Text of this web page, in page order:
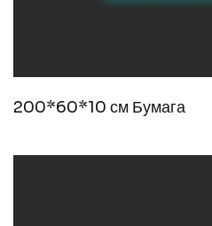
200*60*10 см Бумага